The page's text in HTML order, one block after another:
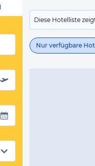
Diese Hotelliste
Nur verfügbare